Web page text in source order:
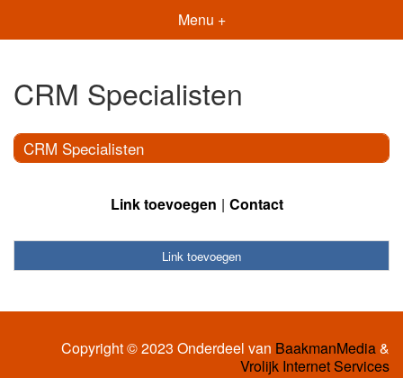
Menu +
CRM Specialisten
CRM Specialisten
Link toevoegen Contact
Link toevoegen
Copyright © 2023 Onderdeel van BaakmanMedia&
Vrolijk Internet Services